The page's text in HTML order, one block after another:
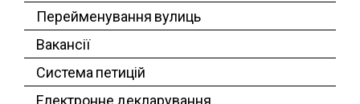
Перейменування вулиць
Вакансії
Система петицій
Електронне декларування